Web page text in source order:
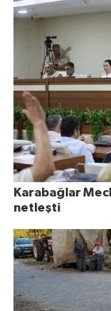
Karabağlar
netleşti